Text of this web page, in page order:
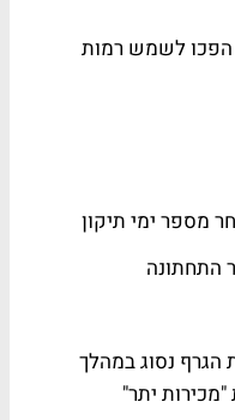
הפכו לשמש רמות
הגרף נסוג במהלך